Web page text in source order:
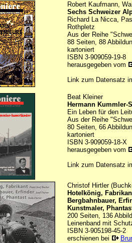
Robert Kaufmann,
Sechs Schweizer
Richard La Nicca,
Rothpletz
Aus der Reihe
88 Seiten, 88
kartoniert
ISBN 3-909059-19-8
herausgegeben vom
Link zum Datensatz
Beat Kleiner
Hermann Kummler-
Ein Leben für den
Aus der Reihe
80 Seiten, 66
kartoniert
ISBN 3-909059-18-X
herausgegeben vom
Link zum Datensatz
Christof Hirtler
Hotelkönig,
Bergbahnbauer,
Kunstmaler,
200 Seiten, 136
Leinenband mit
ISBN 3-905198-45-2
erschienen bei